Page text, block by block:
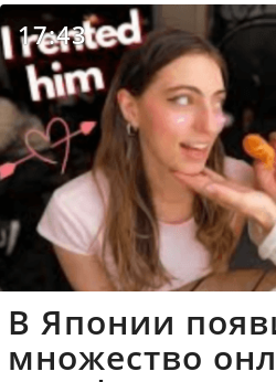
17:43
В Японии
множество